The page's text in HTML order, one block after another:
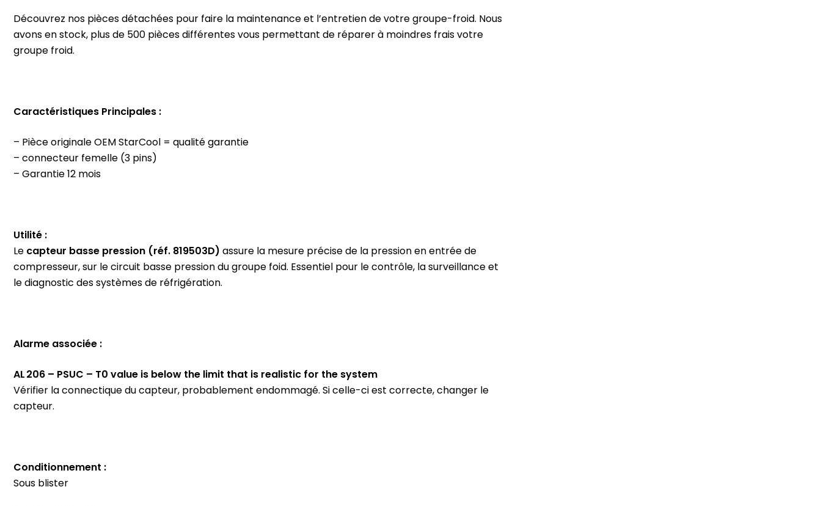
Découvrez nos pièces détachées pour faire la maintenance et l’entretien de votre groupe-froid. Nous
avons en stock, plus de 500 pièces différentes vous permettant de réparer à moindres frais votre
groupe froid.
Caractéristiques Principales :
– Pièce originale OEM StarCool = qualité garantie
– connecteur femelle (3 pins)
– Garantie 12 mois
Utilité :
Lecapteur basse pression (réf. 819503D)assure la mesure précise de la pression en entrée de
compresseur, sur le circuit basse pression du groupe foid. Essentiel pour le contrôle, la surveillance et
le diagnostic des systèmes de réfrigération.
Alarme associée :
AL 206 – PSUC – T0 value is below the limit that is realistic for the system
Vérifier la connectique du capteur, probablement endommagé. Si celle-ci est correcte, changer le
capteur.
Conditionnement :
Sous blister